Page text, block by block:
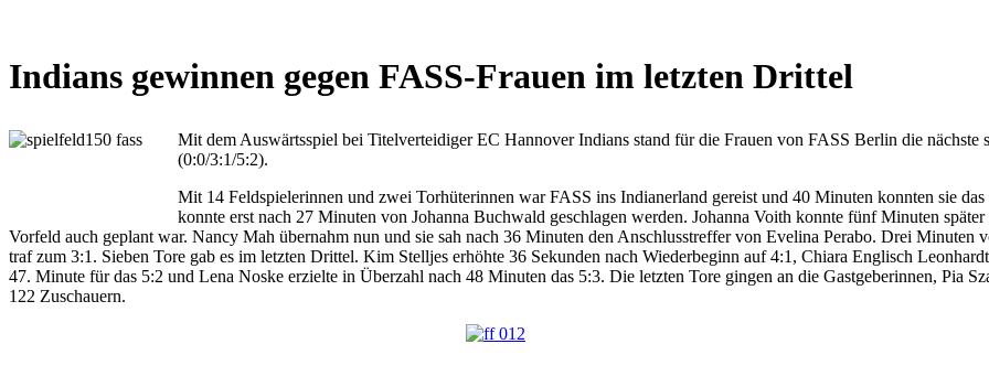
Indians gewinnen gegen FASS-Frauen im letzten Drittel
Mit dem Auswärtsspiel bei Titelverteidiger EC Hannover Indians stand für die Frauen von FASS Berlin die nächste
(0:0/3:1/5:2).
Mit 14 Feldspielerinnen und zwei Torhüterinnen war FASS ins Indianerland gereist und 40 Minuten konnten sie
konnte erst nach 27 Minuten von Johanna Buchwald geschlagen werden. Johanna Voith konnte fünf Minuten
Vorfeld auch geplant war. Nancy Mah übernahm nun und sie sah nach 36 Minuten den Anschlusstreffer von Evelina Perabo. Drei Minuten
traf zum 3:1. Sieben Tore gab es im letzten Drittel. Kim Stelljes erhöhte 36 Sekunden nach Wiederbeginn auf 4:1, Chiara Englisch
47. Minute für das 5:2 und Lena Noske erzielte in Überzahl nach 48 Minuten das 5:3. Die letzten Tore gingen an die Gastgeberinnen, Pia
122 Zuschauern.